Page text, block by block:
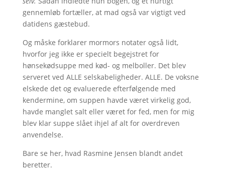
gennemløb fortæller, at mad også var vigtigt ved
datidens gæstebud.
Og måske forklarer mormors notater også lidt,
hvorfor jeg ikke er specielt begejstret for
hønsekødsuppe med kød- og melboller. Det blev
serveret ved ALLE selskabeligheder. ALLE. De voksne
elskede det og evaluerede efterfølgende med
kendermine, om suppen havde været virkelig god,
havde manglet salt eller været for fed, men for mig
blev klar suppe slået ihjel af alt for overdreven
anvendelse.
Bare se her, hvad Rasmine Jensen blandt andet
beretter.